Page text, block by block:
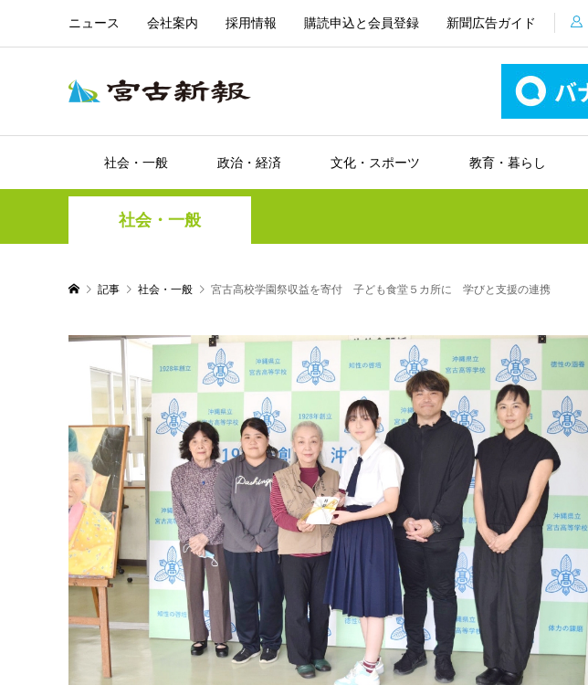
ニュース 会社案内 採用情報 購読申込と会員登録 新聞広告ガイド
社会・一般 政治・経済 文化・スポーツ 教育・暮らし
社会・一般
記事 社会・一般 宮古高校学園祭収益を寄付 子ども食堂５カ所に 学びと支援の連携